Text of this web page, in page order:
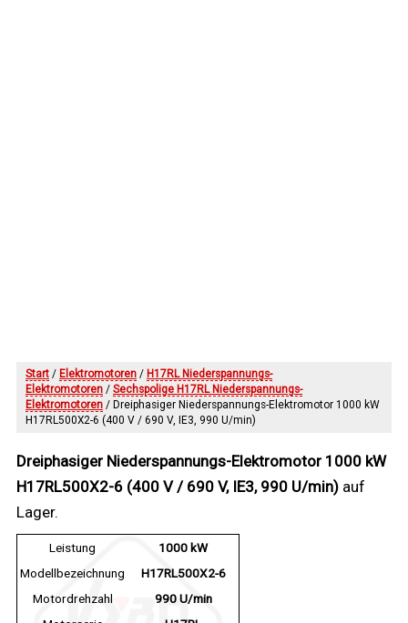
Start / Elektromotoren / H17RL Niederspannungs-
Elektromotoren / Sechspolige H17RL Niederspannungs-
Elektromotoren / Dreiphasiger Niederspannungs-Elektromotor 1000 kW
H17RL500X2-6 (400 V / 690 V, IE3, 990 U/min)
Dreiphasiger Niederspannungs-Elektromotor 1000 kW
H17RL500X2-6 (400 V / 690 V, IE3, 990 U/min) auf
Lager.
Leistung
1000 kW
Modellbezeichnung
H17RL500X2-6
Motordrehzahl
990 U/min